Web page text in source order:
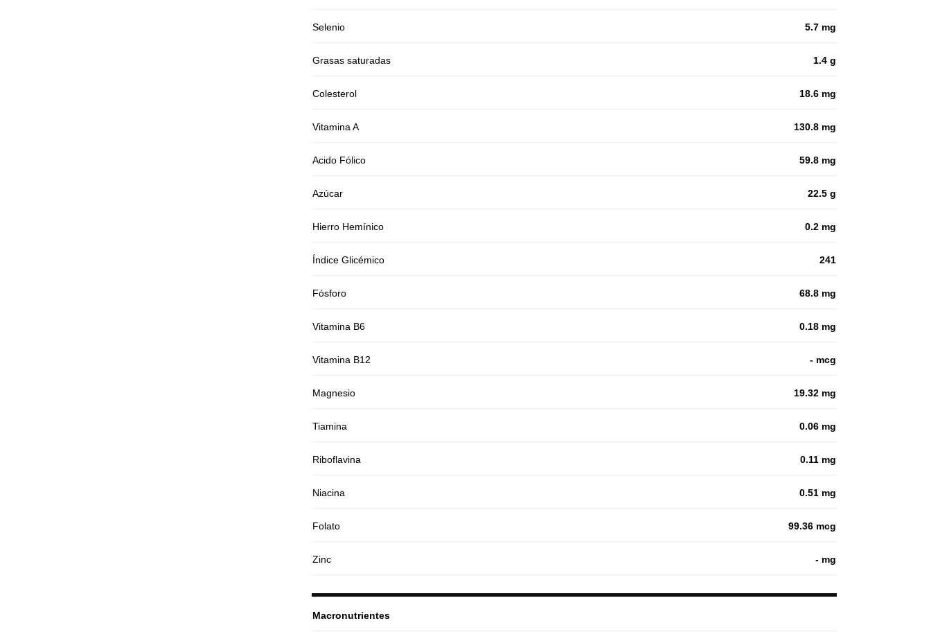
Selenio 5.7 mg
Grasas saturadas 1.4 g
Colesterol 18.6 mg
Vitamina A 130.8 mg
Acido Fólico 59.8 mg
Azúcar 22.5 g
Hierro Hemínico 0.2 mg
Índice Glicémico 241
Fósforo 68.8 mg
Vitamina B6 0.18 mg
Vitamina B12 - mcg
Magnesio 19.32 mg
Tiamina 0.06 mg
Riboflavina 0.11 mg
Niacina 0.51 mg
Folato 99.36 mcg
Zinc - mg
Macronutrientes